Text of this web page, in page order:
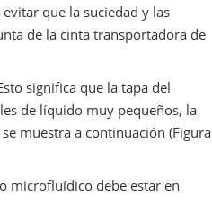
que la suciedad y las
de la cinta transportadora de
significa que la tapa del
de líquido muy pequeños, la
muestra a continuación (Figura
microfluídico debe estar en